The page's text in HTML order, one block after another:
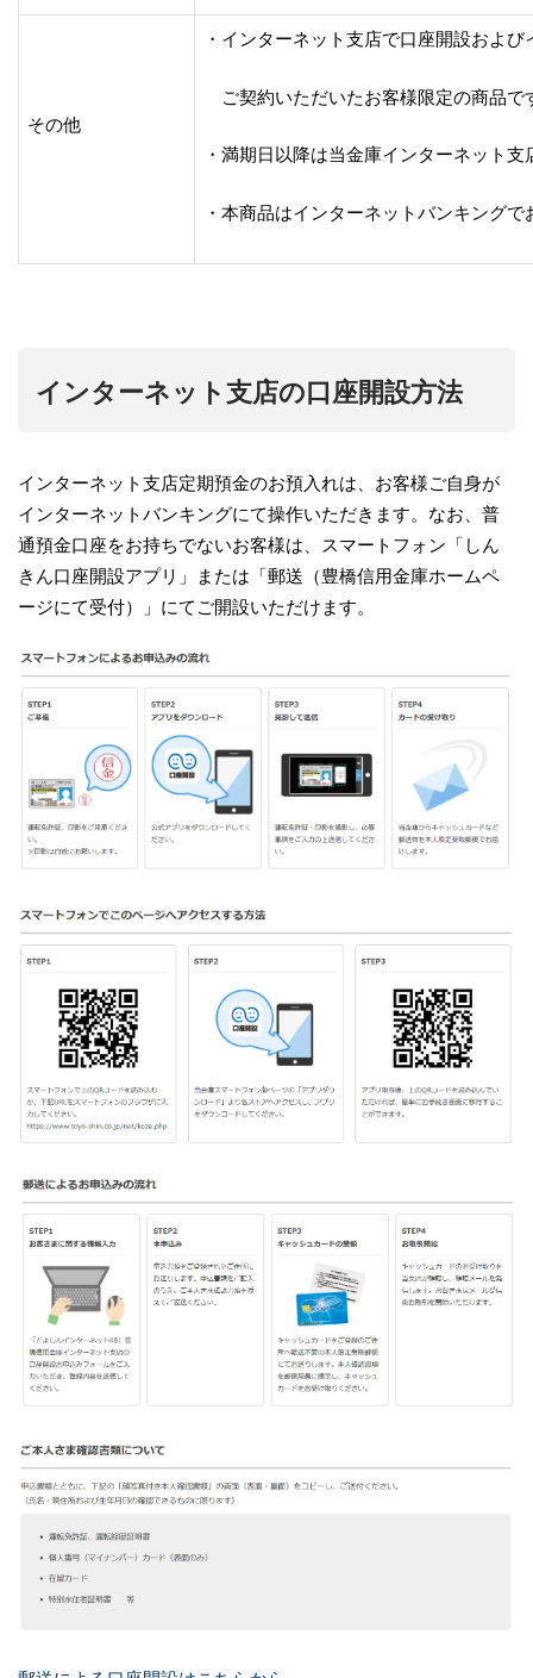
その他
・インターネット支店で口座開設およ
ご契約いただいたお客様限定の商品で
・満期日以降は当金庫インターネット
・本商品はインターネットバンキング
インターネット支店の口座開設方法
インターネット支店定期預金のお預入れは、お客様ご自身が
インターネットバンキングにて操作いただきます。なお、普
通預金口座をお持ちでないお客様は、スマートフォン「しん
きん口座開設アプリ」または「郵送（豊橋信用金庫ホームペ
ージにて受付）」にてご開設いただけます。